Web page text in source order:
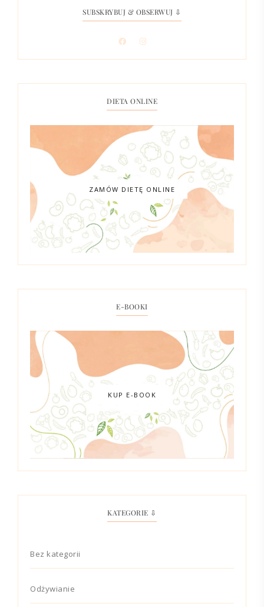
SUBSKRYBUJ & OBSERWUJ ⇩
DIETA ONLINE
ZAMÓW DIETĘ ONLINE
E-BOOKI
KUP E-BOOK
KATEGORIE ⇩
Bez kategorii
Odżywianie